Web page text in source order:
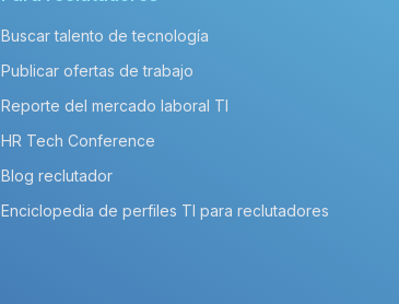
Buscar talento de tecnología
Publicar ofertas de trabajo
Reporte del mercado laboral TI
HR Tech Conference
Blog reclutador
Enciclopedia de perfiles TI para reclutadores